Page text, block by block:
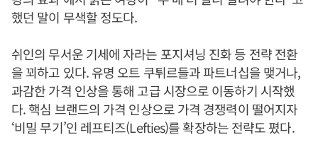
했던 말이 무색할 정도다.
쉬인의 무서운 기세에 자라는 포지셔닝 진화 등 전략 전환
을 꾀하고 있다. 유명 오트 쿠튀르들과 파트너십을 맺거나,
과감한 가격 인상을 통해 고급 시장으로 이동하기 시작했
다. 핵심 브랜드의 가격 인상으로 가격 경쟁력이 떨어지자
‘비밀 무기’인 레프티즈(Lefties)를 확장하는 전략도 폈다.